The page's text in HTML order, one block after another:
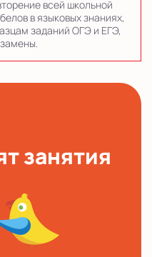
всей школьной
в языковых знаниях,
заданий ОГЭ и ЕГЭ,
занятия